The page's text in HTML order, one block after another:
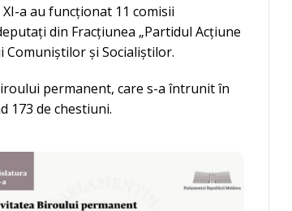
a au funcționat 11 comisii
din Fracțiunea „Partidul Acțiune
Comuniștilor și Socialiștilor.
permanent, care s-a întrunit în
173 de chestiuni.